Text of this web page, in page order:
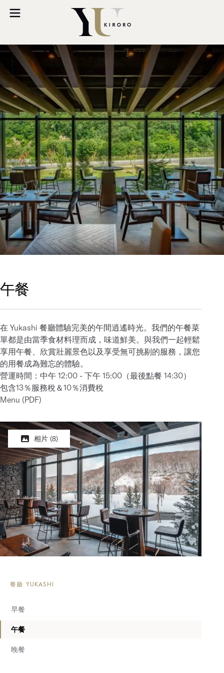
午餐
在 Yukashi 餐廳體驗完美的午間逍遙時光。我們的午餐菜
單都是由當季食材料理而成，味道鮮美。與我們一起輕鬆
享用午餐、欣賞壯麗景色以及享受無可挑剔的服務，讓您
的用餐成為難忘的體驗。
營運時間：中午 12:00 - 下午 15:00（最後點餐 14:30）
包含13％服務稅＆10％消費稅
Menu (PDF)
相片 (8)
餐廳 YUKASHI
早餐
午餐
晚餐